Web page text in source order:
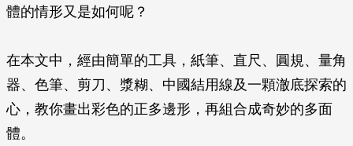
體的情形又是如何呢？
在本文中，經由簡單的工具，紙筆、直尺、圓規、量角
器、色筆、剪刀、漿糊、中國結用線及一顆澈底探索的
心，教你畫出彩色的正多邊形，再組合成奇妙的多面
體。